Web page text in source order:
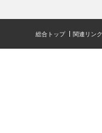
総合トップ 関連リンク